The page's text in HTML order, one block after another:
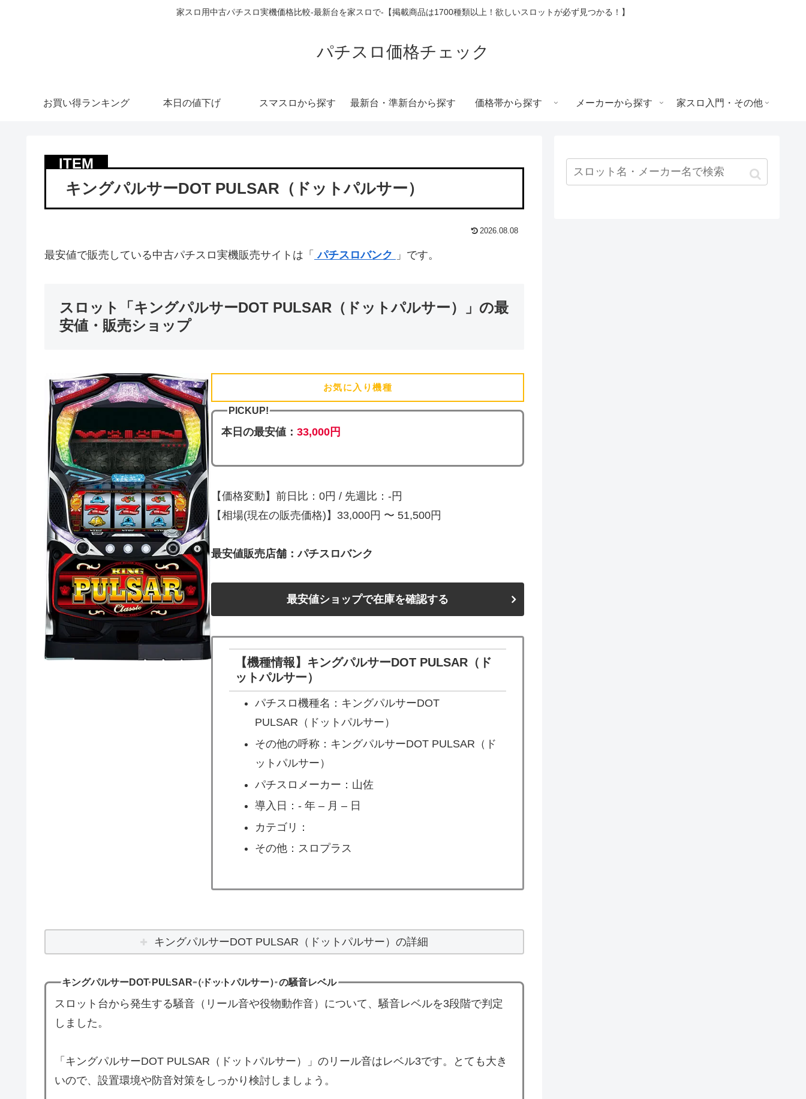
家スロ用中古パチスロ実機価格比較-最新台を家スロで-【掲載商品は1700種類以上！欲しいスロットが必ず見つかる！】
パチスロ価格チェック
お買い得ランキング 本日の値下げ スマスロから探す 最新台・準新台から探す 価格帯から探す メーカーから探す 家スロ入門・その他
キングパルサーDOT PULSAR（ドットパルサー）
2026.08.08
最安値で販売している中古パチスロ実機販売サイトは「 パチスロバンク 」です。
スロット「キングパルサーDOT PULSAR（ドットパルサー）」の最
安値・販売ショップ
お気に入り機種
PICKUP!
本日の最安値：33,000円
【価格変動】前日比：0円 / 先週比：-円
【相場(現在の販売価格)】33,000円 〜 51,500円
最安値販売店舗：パチスロバンク
最安値ショップで在庫を確認する
【機種情報】キングパルサーDOT PULSAR（ド
ットパルサー）
パチスロ機種名：キングパルサーDOT
PULSAR（ドットパルサー）
その他の呼称：キングパルサーDOT PULSAR（ド
ットパルサー）
パチスロメーカー：山佐
導入日：- 年 – 月 – 日
カテゴリ：
その他：スロプラス
キングパルサーDOT PULSAR（ドットパルサー）の詳細
キングパルサーDOT PULSAR（ドットパルサー）の騒音レベル
スロット台から発生する騒音（リール音や役物動作音）について、騒音レベルを3段階で判定
しました。
「キングパルサーDOT PULSAR（ドットパルサー）」のリール音はレベル3です。とても大き
いので、設置環境や防音対策をしっかり検討しましょう。